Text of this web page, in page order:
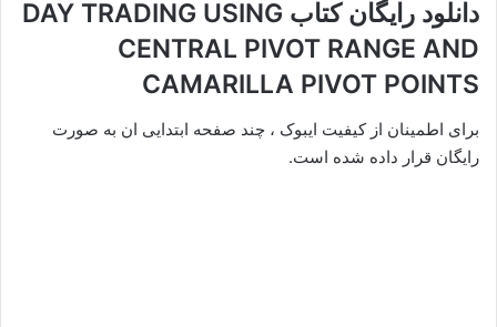
دانلود رایگان کتاب DAY TRADING USING
CENTRAL PIVOT RANGE AND
CAMARILLA PIVOT POINTS
برای اطمینان از کیفیت ایبوک ، چند صفحه ابتدایی ان به صورت
رایگان قرار داده شده است.